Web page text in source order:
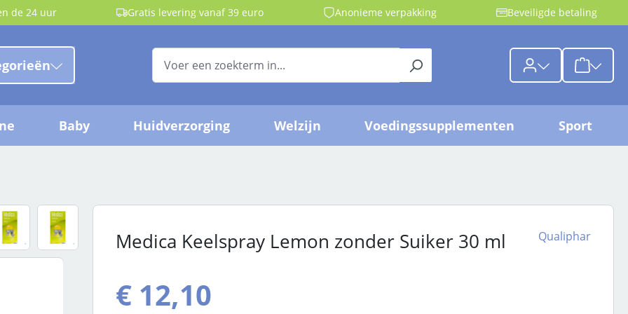
de 24 uur Gratis levering vanaf 39 euro Anonieme verpakking Beveiligde betaling
{1}De
Baby Huidverzorging Welzijn Voedingssupplementen Sport
Medica Keelspray Lemon zonder Suiker 30 ml Qualiphar
€ 12,10